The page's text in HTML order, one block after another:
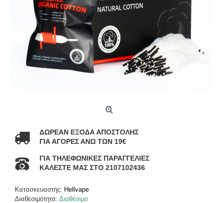
ΔΩΡΕΑΝ ΕΞΟΔΑ ΑΠΟΣΤΟΛΗΣ
ΓΙΑ ΑΓΟΡΕΣ ΑΝΩ ΤΩΝ 19€
ΓΙΑ ΤΗΛΕΦΩΝΙΚΕΣ ΠΑΡΑΓΓΕΛΙΕΣ
ΚΑΛΕΣΤΕ ΜΑΣ ΣΤΟ 2107102436
Κατασκευαστής: Hellvape
Διαθεσιμότητα: Διαθέσιμο